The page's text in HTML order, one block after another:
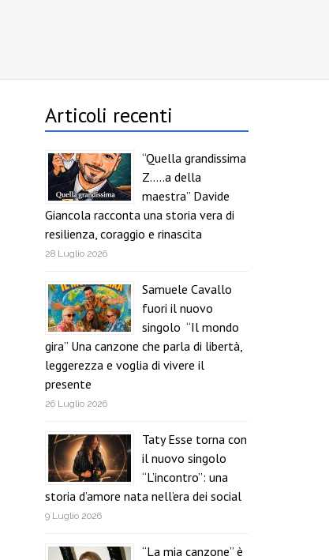
Articoli recenti
“Quella grandissima
Z…..a della
maestra” Davide
Giancola racconta una storia vera di
resilienza, coraggio e rinascita
28 Luglio 2026
Samuele Cavallo
fuori il nuovo
singolo “Il mondo
gira” Una canzone che parla di libertà,
leggerezza e voglia di vivere il
presente
26 Luglio 2026
Taty Esse torna con
il nuovo singolo
“L’incontro”: una
storia d’amore nata nell’era dei social
9 Luglio 2026
“La mia canzone” è